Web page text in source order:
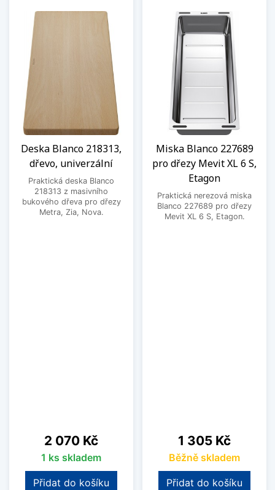
Deska Blanco 218313,
dřevo, univerzální
Praktická deska Blanco
218313 z masivního
bukového dřeva pro dřezy
Metra, Zia, Nova.
Cena
2 070 Kč
1 ks skladem
Přidat do košíku
Miska Blanco 227689
pro dřezy Mevit XL 6 S,
Etagon
Praktická nerezová miska
Blanco 227689 pro dřezy
Mevit XL 6 S, Etagon.
Cena
1 305 Kč
Běžně skladem
Přidat do košíku